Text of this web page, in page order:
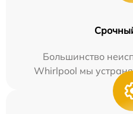
Большинство
Whirlpool мы